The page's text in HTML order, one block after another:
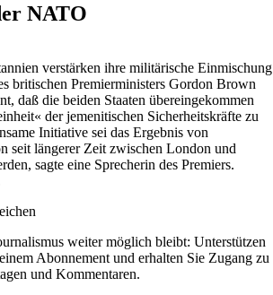
NATO
verstärken ihre militärische Einmischung
britischen Premierministers Gordon Brown
daß die beiden Staaten übereingekommen
der jemenitischen Sicherheitskräfte zu
Initiative sei das Ergebnis von
seit längerer Zeit zwischen London und
sagte eine Sprecherin des Premiers.
weiter möglich bleibt: Unterstützen
Abonnement und erhalten Sie Zugang zu
und Kommentaren.